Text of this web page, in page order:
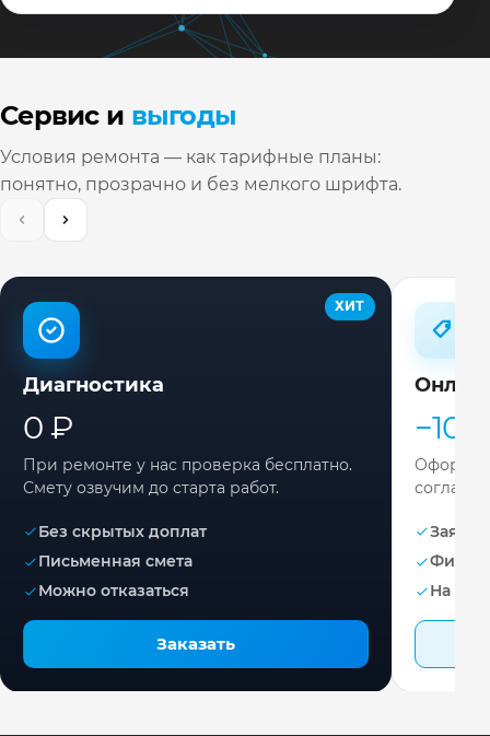
Сервис и выгоды
Условия ремонта — как тарифные планы:
понятно, прозрачно и без мелкого шрифта.
ХИТ
Диагностика
0 ₽
При ремонте у нас проверка бесплатно.
Смету озвучим до старта работ.
Без скрытых доплат
Письменная смета
Можно отказаться
Заказать
−10%
Заявка
На